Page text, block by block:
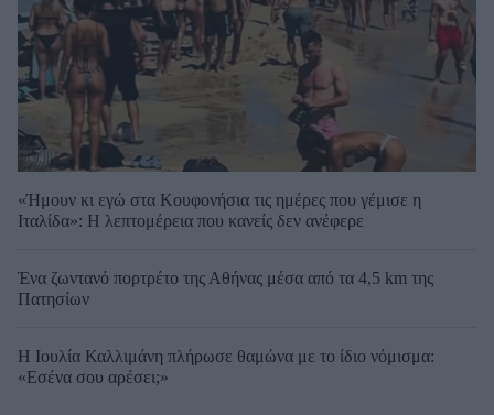
«Ήμουν κι εγώ στα Κουφονήσια τις ημέρες που γέμισε η
Ιταλίδα»: Η λεπτομέρεια που κανείς δεν ανέφερε
Ένα ζωντανό πορτρέτο της Αθήνας μέσα από τα 4,5 km της
Πατησίων
Η Ιουλία Καλλιμάνη πλήρωσε θαμώνα με το ίδιο νόμισμα:
«Εσένα σου αρέσει;»